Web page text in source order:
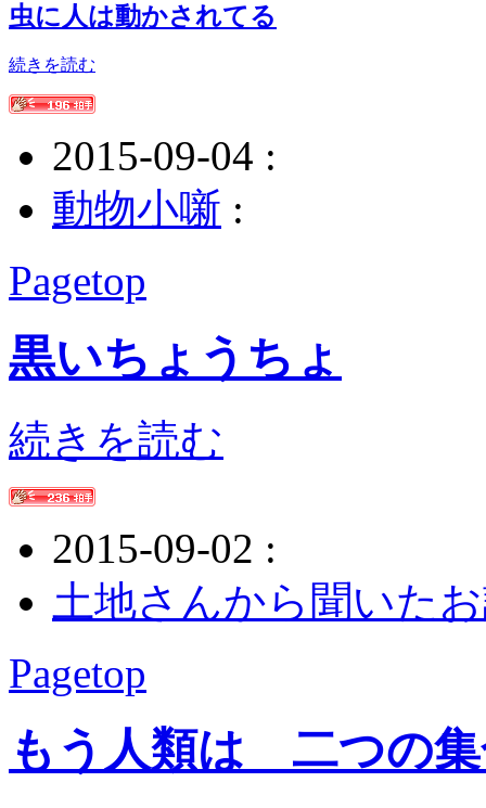
虫に人は動かされてる
続きを読む
2015-09-04 :
動物小噺 :
Pagetop
黒いちょうちょ
続きを読む
2015-09-02 :
土地さんから聞いた
Pagetop
もう人類は 二つの